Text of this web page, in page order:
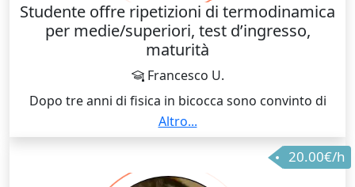
Studente offre ripetizioni di termodinamica
per medie/superiori, test d’ingresso,
maturità
Francesco U.
Dopo tre anni di fisica in bicocca sono convinto di
poter essere d’aiuto a chiunque abbia difficoltà o
bisogno in fisica (termodinamica), sia a livello
medie/superiori, sia per corsi universitari (così base,
esclusi corsi avanzati di facoltà di matematica e fisica)
Altro...
20.00€/h